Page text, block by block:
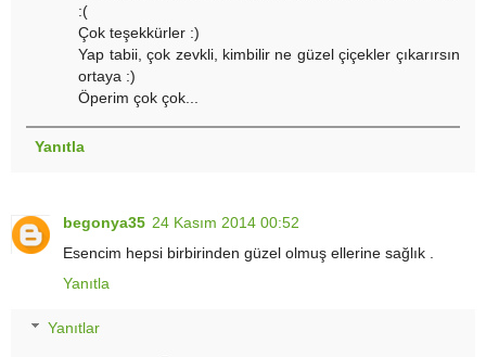
:(
Çok teşekkürler :)
Yap tabii, çok zevkli, kimbilir ne güzel çiçekler çıkarırsın
ortaya :)
Öperim çok çok...
Yanıtla
begonya35 24 Kasım 2014 00:52
Esencim hepsi birbirinden güzel olmuş ellerine sağlık .
Yanıtla
Yanıtlar